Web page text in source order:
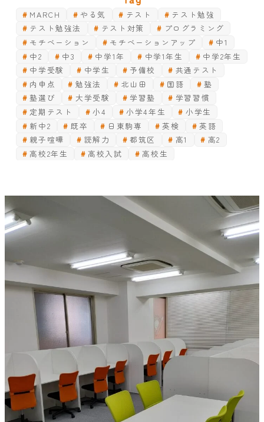
MARCH やる気 テスト
テスト勉強
テスト勉強法
テスト対策
プログラミング
モチベーション
モチベーションアップ
中1
中2
中3 中学1年 中学1年生
中学2年生
中学受験
中学生 予備校
共通テスト
内申点
勉強法 北山田 国語
塾
塾選び
大学受験 学習塾
学習習慣
定期テスト
小4 小学4年生
小学生
新中2
既卒 日東駒専 英検
英語
親子喧嘩
読解力 都筑区 高1
高2
高校2年生
高校入試 高校生